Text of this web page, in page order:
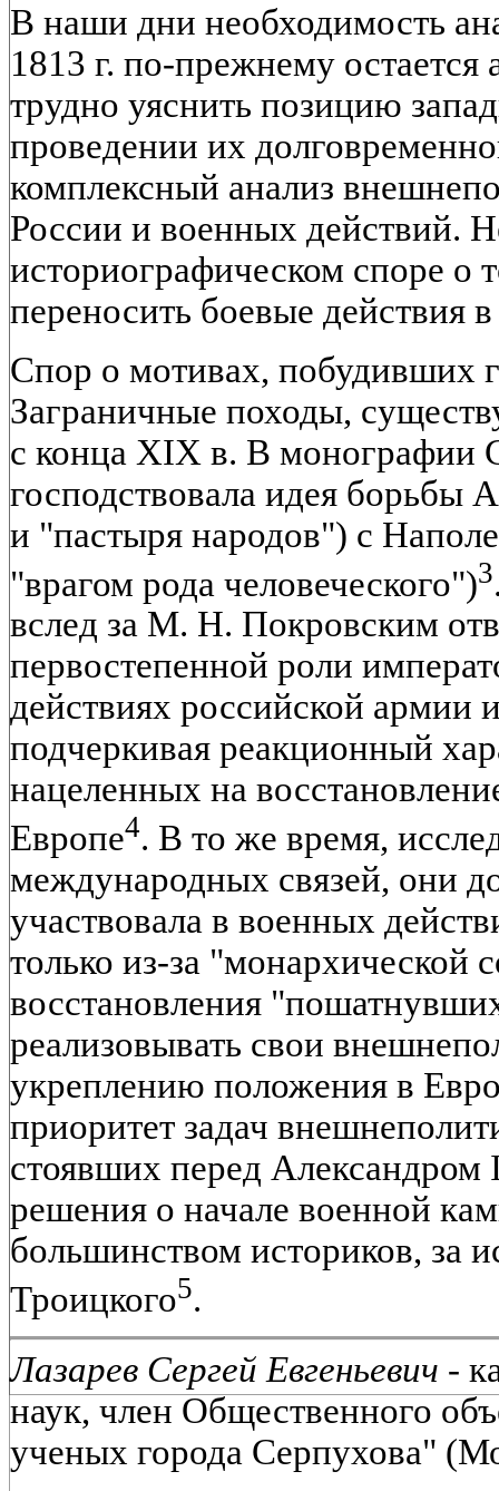
В наши дни необходимость
1813 г. по-прежнему остается
трудно уяснить позицию
проведении их
комплексный анализ
России и военных действий.
историографическом споре о
переносить боевые действия
Спор о мотивах, побудивших
Заграничные походы,
с конца XIX в. В монографии
господствовала идея борьбы
и "пастыря народов") с
"врагом рода человеческого")3
вслед за М. Н. Покровским
первостепенной роли
действиях российской армии
подчеркивая реакционный
нацеленных на
Европе4. В то же время,
международных связей, они
участвовала в военных
только из-за "монархической
восстановления
реализовывать свои
укреплению положения в
приоритет задач
стоявших перед Александром
решения о начале военной
большинством историков, за
Троицкого5.
Лазарев Сергей Евгеньевич -
наук, член Общественного
ученых города Серпухова"